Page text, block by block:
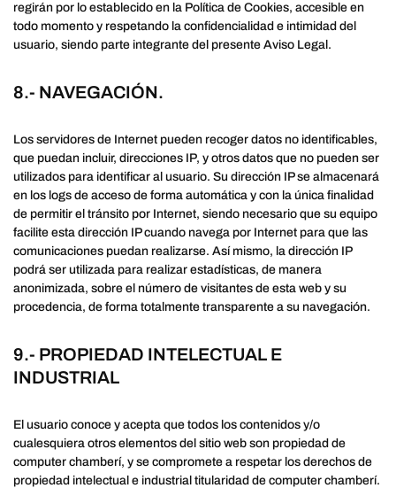
regirán por lo establecido en la Política de Cookies, accesible en
todo momento y respetando la confidencialidad e intimidad del
usuario, siendo parte integrante del presente Aviso Legal.
8.- NAVEGACIÓN.
Los servidores de Internet pueden recoger datos no identificables,
que puedan incluir, direcciones IP, y otros datos que no pueden ser
utilizados para identificar al usuario. Su dirección IP se almacenará
en los logs de acceso de forma automática y con la única finalidad
de permitir el tránsito por Internet, siendo necesario que su equipo
facilite esta dirección IP cuando navega por Internet para que las
comunicaciones puedan realizarse. Así mismo, la dirección IP
podrá ser utilizada para realizar estadísticas, de manera
anonimizada, sobre el número de visitantes de esta web y su
procedencia, de forma totalmente transparente a su navegación.
9.- PROPIEDAD INTELECTUAL E
INDUSTRIAL
El usuario conoce y acepta que todos los contenidos y/o
cualesquiera otros elementos del sitio web son propiedad de
computer chamberí, y se compromete a respetar los derechos de
propiedad intelectual e industrial titularidad de computer chamberí.